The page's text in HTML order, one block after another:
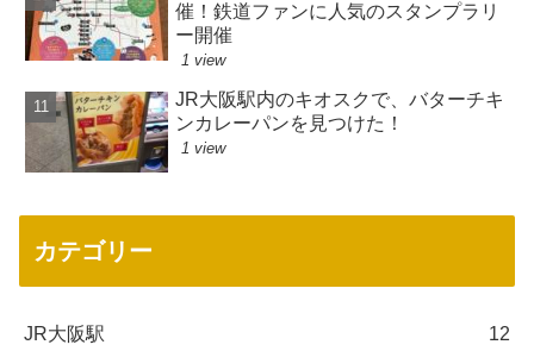
催！鉄道ファンに人気のスタンプラリ
ー開催
1 view
JR大阪駅内のキオスクで、バターチキ
ンカレーパンを見つけた！
1 view
カテゴリー
JR大阪駅 12